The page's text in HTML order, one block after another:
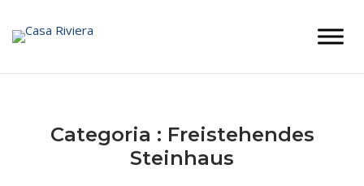
Categoria : Freistehendes
Steinhaus